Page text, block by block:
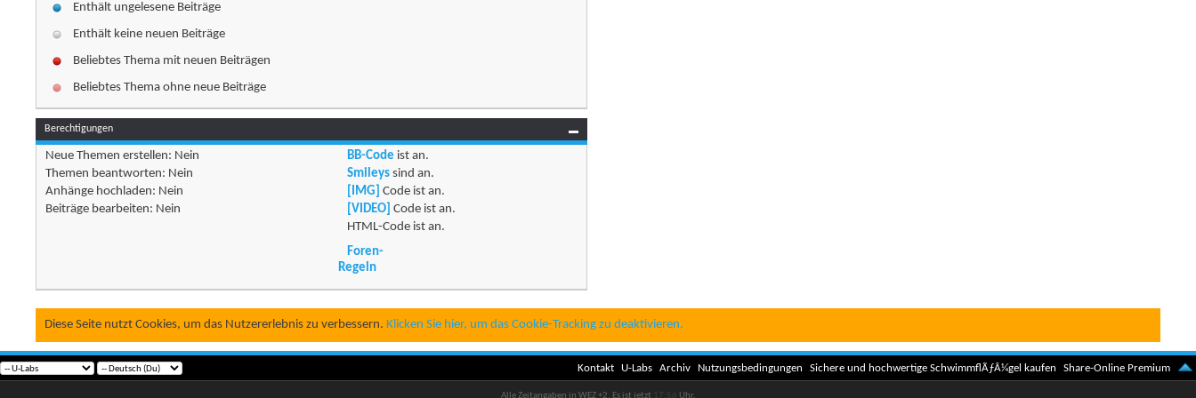
Enthält ungelesene Beiträge
Enthält keine neuen Beiträge
Beliebtes Thema mit neuen Beiträgen
Beliebtes Thema ohne neue Beiträge
Berechtigungen
Neue Themen erstellen: Nein
Themen beantworten: Nein
Anhänge hochladen: Nein
Beiträge bearbeiten: Nein
BB-Code ist an.
Smileyssind an.
[IMG] Code ist an.
[VIDEO] Code ist an.
HTML-Code ist an.
Foren-
Regeln
Diese Seite nutzt Cookies, um das Nutzererlebnis zu verbessern. Klicken Sie hier, um das Cookie-Tracking zu deaktivieren.
Kontakt U-Labs Archiv Nutzungsbedingungen Sichere und hochwertige SchwimmflÃƒÂ¼gel kaufen Share-Online Premium